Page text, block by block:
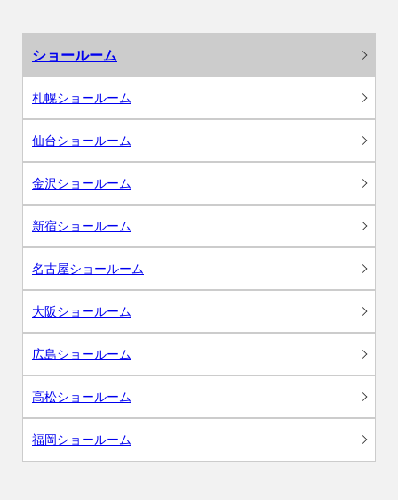
ショールーム
札幌ショールーム
仙台ショールーム
金沢ショールーム
新宿ショールーム
名古屋ショールーム
大阪ショールーム
広島ショールーム
高松ショールーム
福岡ショールーム